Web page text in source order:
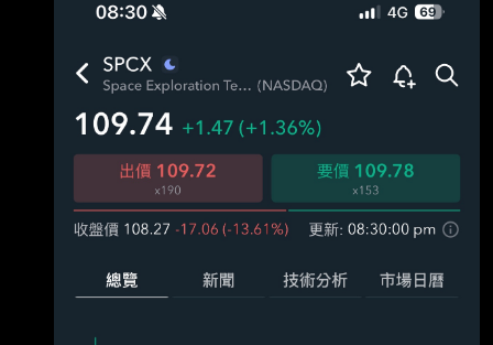
碎 愚蠢的操作我不想面
10.aspx 陳正健 1150806 （中央社紐約5日綜合
人工智慧（AI）相 關支出激增，引發投資人不
天股價收盤暴 跌13.6%。 美國財經媒體CNBC報
導，SpaceX昨天公布的上市後首份財報顯示，該
公司第2季資本支出 暴增6倍至184億美元，高於
分析師預期，其中大部分支出